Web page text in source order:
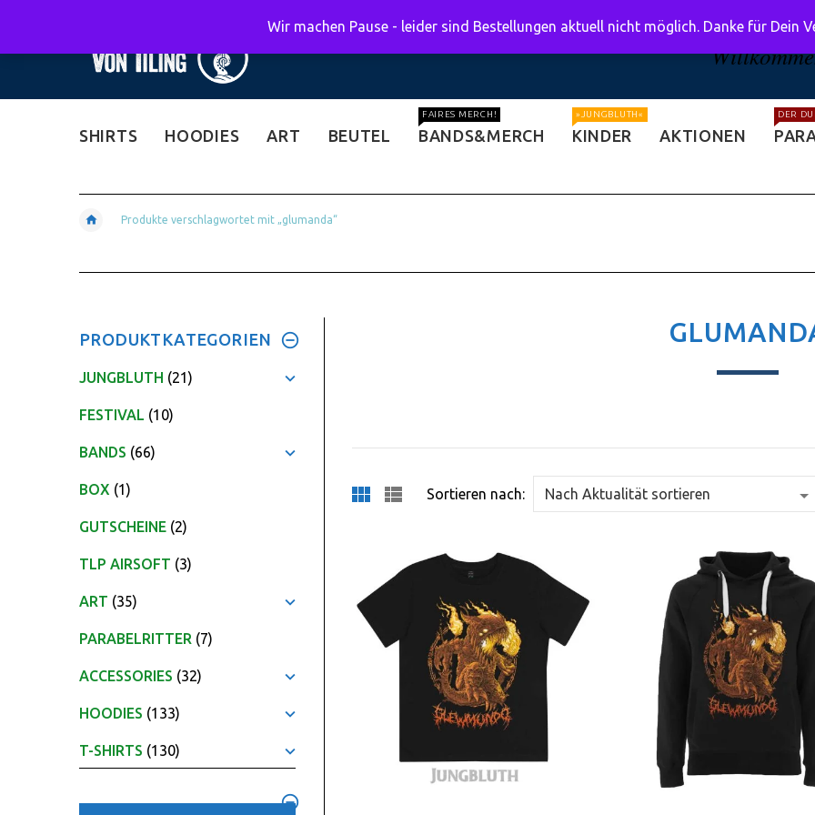
SHIRTS HOODIES ART BEUTEL BANDS&MERCH
FAIRES MERCH!
KINDER
»JUNGBLUTH«
AKTIONEN
DER
Produkte verschlagwortet mit „glumanda“
PRODUKTKATEGORIEN
JUNGBLUTH (21)
FESTIVAL (10)
BANDS (66)
BOX (1)
GUTSCHEINE (2)
TLP AIRSOFT (3)
ART (35)
PARABELRITTER (7)
ACCESSORIES (32)
HOODIES (133)
T-SHIRTS (130)
Sortieren nach:
Wir machen Pause - leider sind Bestellungen aktuell nicht möglich. Danke für Dein